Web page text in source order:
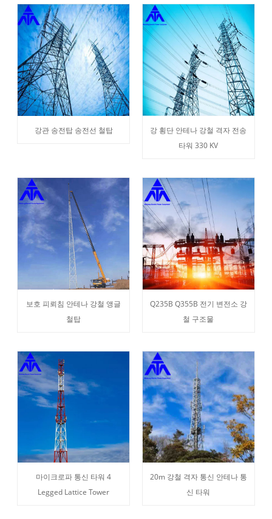
강관 송전탑 송전선 철탑
강 횡단 안테나 강철 격자 전송
타워 330 KV
보호 피뢰침 안테나 강철 앵글
철탑
Q235B Q355B 전기 변전소 강
철 구조물
마이크로파 통신 타워 4
Legged Lattice Tower
20m 강철 격자 통신 안테나 통
신 타워